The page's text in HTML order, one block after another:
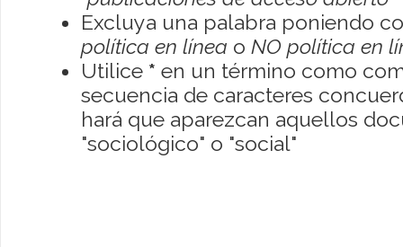
Excluya una palabra poniendo
política en línea o NO política en
Utilice * en un término como
secuencia de caracteres
hará que aparezcan aquellos
"sociológico" o "social"